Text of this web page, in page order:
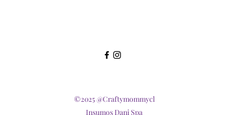
©2025 @Craftymommycl
Insumos Dani Spa